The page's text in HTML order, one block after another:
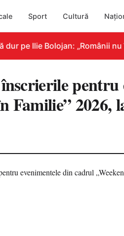
Sport Cultură
pe Ilie Bolojan: „Românii
pentru
Familie” 2026,